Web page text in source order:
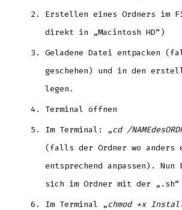
Erstellen eines Ordners im
direkt in „Macintosh HD“)
Geladene Datei entpacken
geschehen) und in den
legen.
Terminal öffnen
Im Terminal: „cd /
(falls der Ordner wo anders
entsprechend anpassen). Nun
sich im Ordner mit der
Im Terminal „chmod +x